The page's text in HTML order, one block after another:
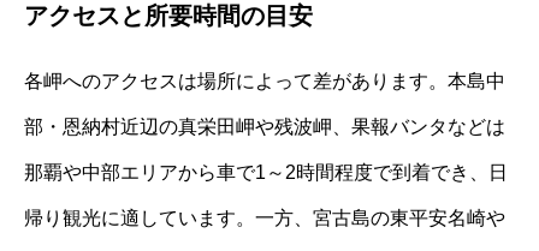
アクセスと所要時間の目安
各岬へのアクセスは場所によって差があります。本島中
部・恩納村近辺の真栄田岬や残波岬、果報バンタなどは
那覇や中部エリアから車で1～2時間程度で到着でき、日
帰り観光に適しています。一方、宮古島の東平安名崎や